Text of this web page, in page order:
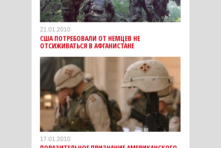
21.01.2010
США ПОТРЕБОВАЛИ ОТ НЕМЦЕВ НЕ
ОТСИЖИВАТЬСЯ В АФГАНИСТАНЕ
17.01.2010